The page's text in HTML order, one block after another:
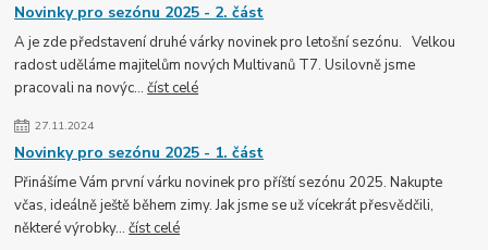
Novinky pro sezónu 2025 - 2. část
A je zde představení druhé várky novinek pro letošní sezónu. Velkou
radost uděláme majitelům nových Multivanů T7. Usilovně jsme
pracovali na novýc...číst celé
27.11.2024
Novinky pro sezónu 2025 - 1. část
Přinášíme Vám první várku novinek pro příští sezónu 2025. Nakupte
včas, ideálně ještě během zimy. Jak jsme se už vícekrát přesvědčili,
některé výrobky...číst celé